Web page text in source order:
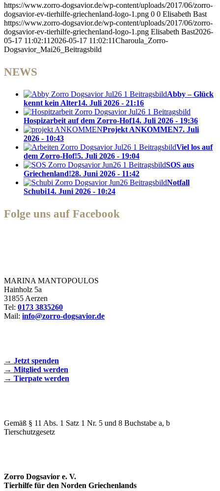
https://www.zorro-dogsavior.de/wp-content/uploads/2017/06/zorro-
dogsavior-ev-tierhilfe-griechenland-logo-1.png 0 0 Elisabeth Bast
https://www.zorro-dogsavior.de/wp-content/uploads/2017/06/zorro-
dogsavior-ev-tierhilfe-griechenland-logo-1.png Elisabeth Bast2026-
05-17 11:02:11 2026-05-17 11:02:11Charoula_Zorro-
Dogsavior_Mai26_Beitragsbild
NEWS
Abby – Glück
kennt kein Alter14. Juli 2026 - 21:16
Hospizarbeit auf dem Zorro-Hof14. Juli 2026 - 19:36
Projekt ANKOMMEN7. Juli
2026 - 10:43
Viel los auf
dem Zorro-Hof!5. Juli 2026 - 19:04
SOS aus
Griechenland!28. Juni 2026 - 11:42
Notfall
Schubi14. Juni 2026 - 10:24
Folge uns auf Facebook
MARINA MANTOPOULOS
Hainholz 5a
31855 Aerzen
Tel: 0173 3835260
Mail: info@zorro-dogsavior.de
→ Jetzt spenden
→ Mitglied werden
→ Tierpate werden
Gemäß § 11 Abs. 1 Satz 1 Nr. 5 und 8 Buchstabe a, b
Tierschutzgesetz
Zorro Dogsavior e. V.
Tierhilfe für den Norden Griechenlands